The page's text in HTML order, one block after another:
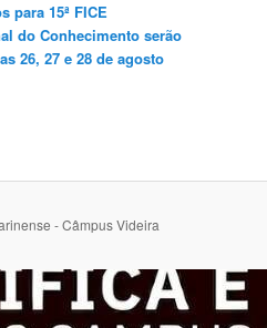
para 15ª FICE
do Conhecimento serão
26, 27 e 28 de agosto
- Câmpus Videira